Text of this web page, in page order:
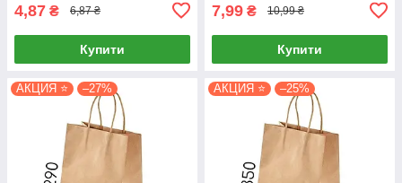
4,87 ₴ 6,87 ₴
Купити
7,99 ₴ 10,99 ₴
Купити
АКЦИЯ ⭐ –27% АКЦИЯ ⭐ –25%